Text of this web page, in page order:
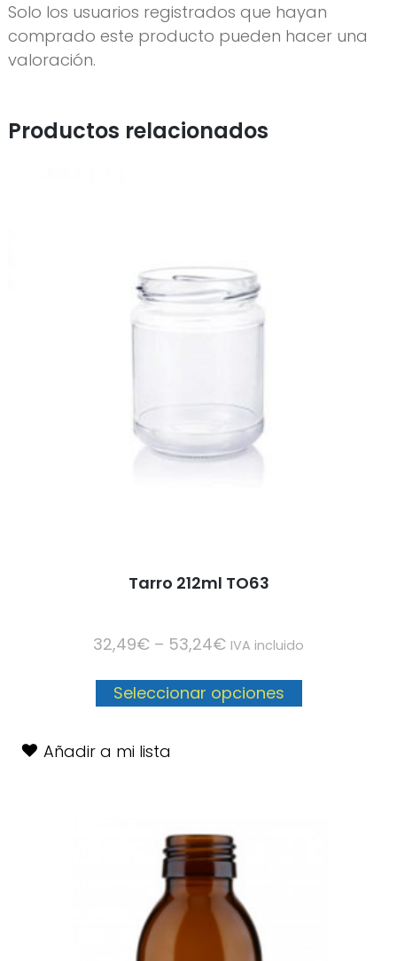
Solo los usuarios registrados que hayan
comprado este producto pueden hacer una
valoración.
Productos relacionados
Tarro 212ml TO63
32,49€ – 53,24€ IVA incluido
Seleccionar opciones
Añadir a mi lista